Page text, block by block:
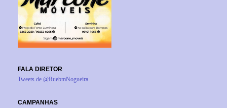
FALA DIRETOR
Tweets de @RuebmNogueira
CAMPANHAS